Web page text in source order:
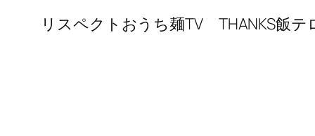
リスペクトおうち麺TV THANKS飯テ